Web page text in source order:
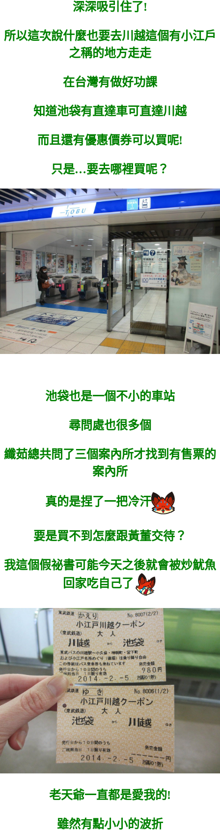
深深吸引住了!
所以這次說什麼也要去川越這個有小江戶
之稱的地方走走
在台灣有做好功課
知道池袋有直達車可直達川越
而且還有優惠價券可以買呢!
只是…要去哪裡買呢？
池袋也是一個不小的車站
尋問處也很多個
纖茹總共問了三個案內所才找到有售票的
案內所
真的是捏了一把冷汗
要是買不到怎麼跟黃董交待？
我這個假祕書可能今天之後就會被炒魷魚
回家吃自己了
老天爺一直都是愛我的!
雖然有點小小的波折